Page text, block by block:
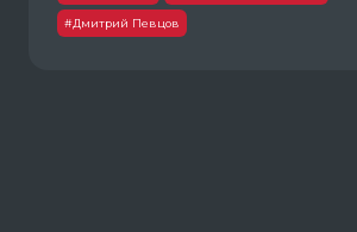
#Дмитрий Певцов